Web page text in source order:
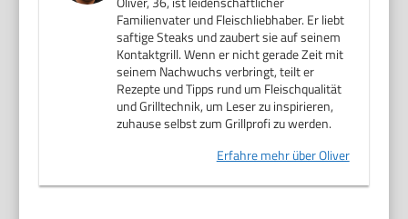
Familienvater und Fleischliebhaber. Er liebt
saftige Steaks und zaubert sie auf seinem
Kontaktgrill. Wenn er nicht gerade Zeit mit
seinem Nachwuchs verbringt, teilt er
Rezepte und Tipps rund um Fleischqualität
und Grilltechnik, um Leser zu inspirieren,
zuhause selbst zum Grillprofi zu werden.
Erfahre mehr über Oliver